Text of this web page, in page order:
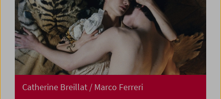
Catherine Breillat / Marco Ferreri